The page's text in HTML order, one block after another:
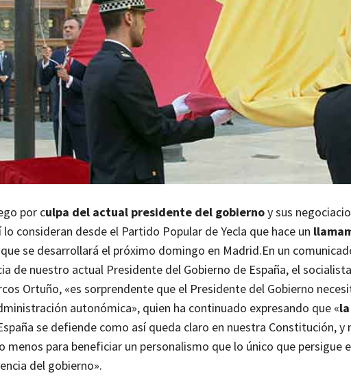
por culpa del actual presidente del gobiernoy sus
consideran desde el Partido Popular de Yecla que hace un
se desarrollará el próximo domingo en Madrid.En un
de nuestro actual Presidente del Gobierno de España, el
Ortuño, «es sorprendente que el Presidente del Gobierno
autonómica», quien ha continuado expresando que «
se defiende como así queda claro en nuestra Constitución, y
menos para beneficiar un personalismo que lo único que persigue
del gobierno».